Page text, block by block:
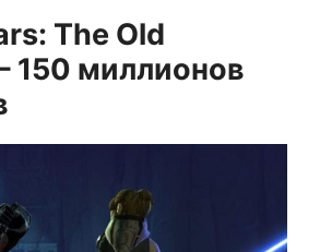
The Old
150 миллионов